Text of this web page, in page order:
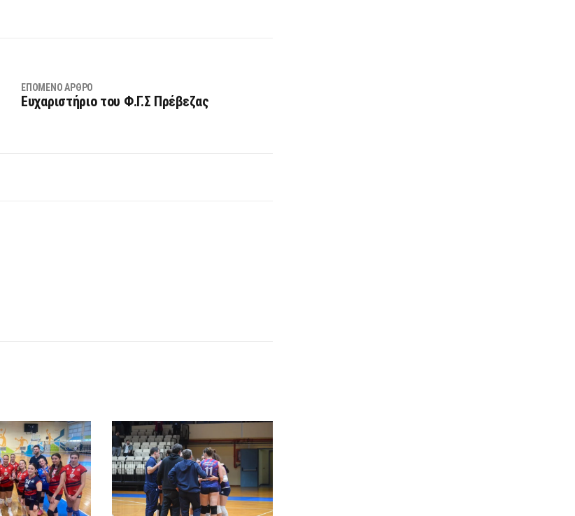
ΕΠΌΜΕΝΟ ΆΡΘΡΟ
Ευχαριστήριο του Φ.Γ.Σ Πρέβεζας